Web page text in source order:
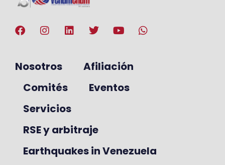
Nosotros
Afiliación
Comités
Eventos
Servicios
RSE y arbitraje
Earthquakes in Venezuela